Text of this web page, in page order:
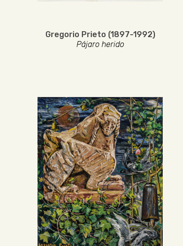
Gregorio Prieto (1897-1992)
Pájaro herido